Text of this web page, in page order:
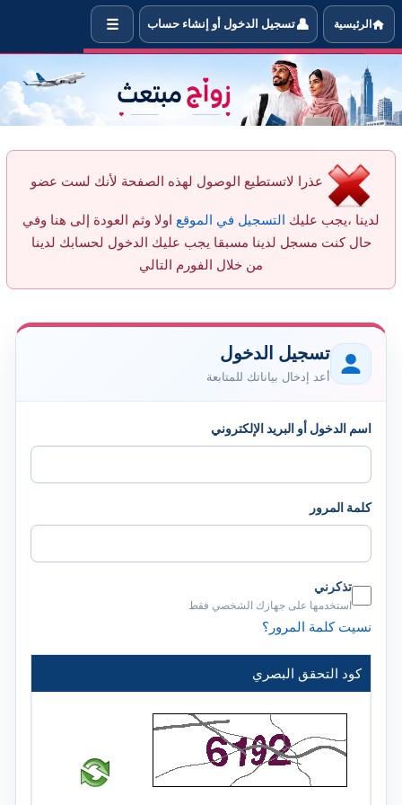
‫ أرسل رسالة جديدة للعضو MSR من خلال الموقع
الرئيسية 👤تسجيل الدخول أو إنشاء حساب ☰
عذرا لاتستطيع الوصول لهذه الصفحة لأنك لست عضو
لدينا ،يجب عليك التسجيل في الموقع اولا وثم العودة إلى هنا وفي
حال كنت مسجل لدينا مسبقا يجب عليك الدخول لحسابك لدينا
من خلال الفورم التالي
تسجيل الدخول
أعد إدخال بياناتك للمتابعة
اسم الدخول أو البريد الإلكتروني
كلمة المرور
تذكرني
استخدمها على جهازك الشخصي فقط
نسيت كلمة المرور؟
كود التحقق البصري